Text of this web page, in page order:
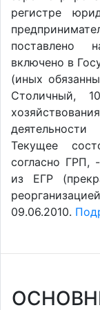
регистре
поставлено
включено в
(иных
Столичный,
Текущее
согласно ГРП,
из ЕГР
09.06.2010.